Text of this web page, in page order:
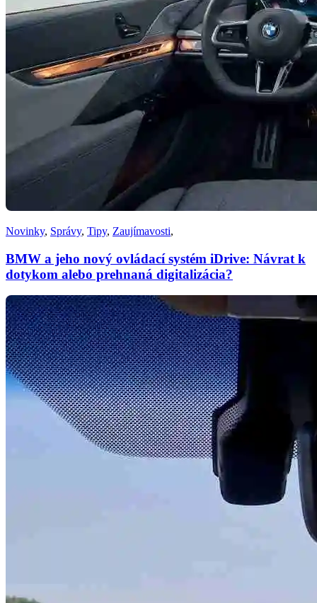
Novinky, Správy, Tipy, Zaujímavosti,
BMW a jeho nový ovládací systém iDrive: Návrat k
dotykom alebo prehnaná digitalizácia?